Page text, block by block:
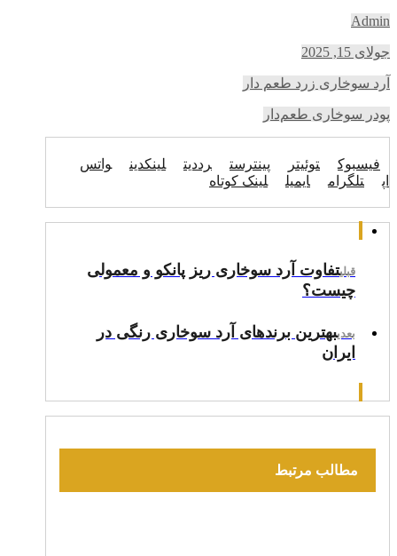
Admin
جولای 15, 2025
آرد سوخاری زرد طعم دار
پودر سوخاری طعم‌دار
فیسبوک توئیتر پینترست رددیت لینکدین
واتس
اپ
تلگرام ایمیل لینک کوتاه
قبلیتفاوت آرد سوخاری ریز پانکو و معمولی
چیست؟
بعدیبهترین برندهای آرد سوخاری رنگی در
ایران
مطالب مرتبط